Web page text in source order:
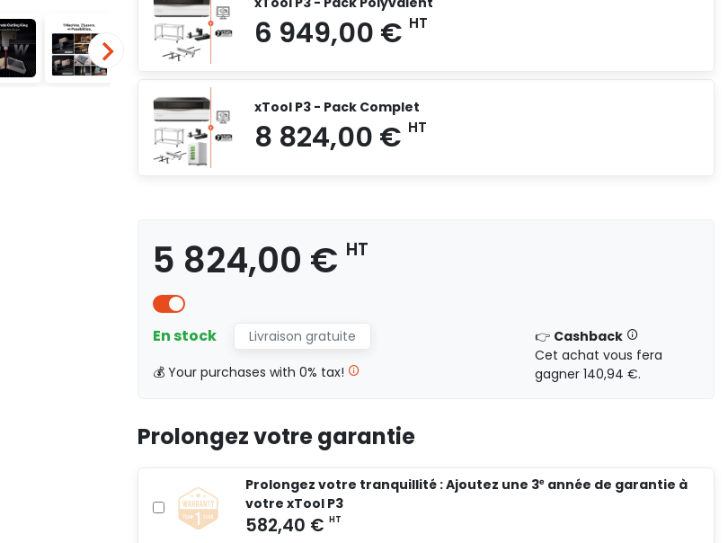
xTool P3 - Pack Complet
8 824,00 €HT
5 824,00 € HT
En stock
Livraison gratuite
💰 Your purchases with 0% tax!
👉 Cashback
Cet achat vous fera
gagner 140,94 €.
Prolongez votre garantie
Prolongez votre tranquillité : Ajoutez une 3ᵉ année de garantie à
votre xTool P3